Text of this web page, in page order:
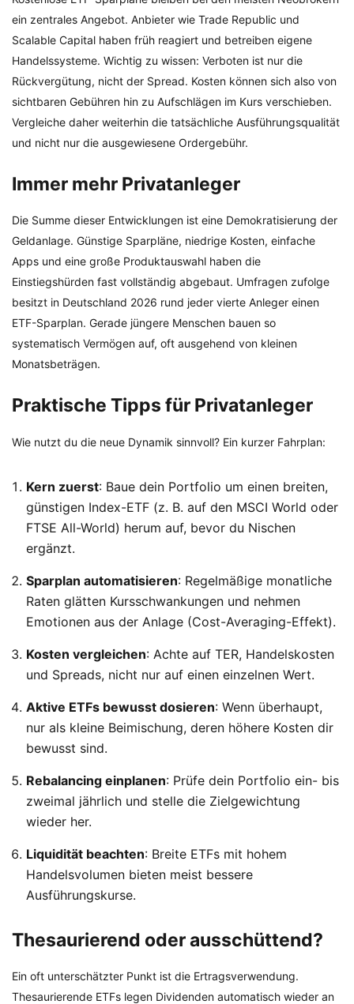
ein zentrales Angebot. Anbieter wie Trade Republic und
Scalable Capital haben früh reagiert und betreiben eigene
Handelssysteme. Wichtig zu wissen: Verboten ist nur die
Rückvergütung, nicht der Spread. Kosten können sich also von
sichtbaren Gebühren hin zu Aufschlägen im Kurs verschieben.
Vergleiche daher weiterhin die tatsächliche Ausführungsqualität
und nicht nur die ausgewiesene Ordergebühr.
Immer mehr Privatanleger
Die Summe dieser Entwicklungen ist eine Demokratisierung der
Geldanlage. Günstige Sparpläne, niedrige Kosten, einfache
Apps und eine große Produktauswahl haben die
Einstiegshürden fast vollständig abgebaut. Umfragen zufolge
besitzt in Deutschland 2026 rund jeder vierte Anleger einen
ETF-Sparplan. Gerade jüngere Menschen bauen so
systematisch Vermögen auf, oft ausgehend von kleinen
Monatsbeträgen.
Praktische Tipps für Privatanleger
Wie nutzt du die neue Dynamik sinnvoll? Ein kurzer Fahrplan:
Kern zuerst: Baue dein Portfolio um einen breiten,
günstigen Index-ETF (z. B. auf den MSCI World oder
FTSE All-World) herum auf, bevor du Nischen
ergänzt.
Sparplan automatisieren: Regelmäßige monatliche
Raten glätten Kursschwankungen und nehmen
Emotionen aus der Anlage (Cost-Averaging-Effekt).
Kosten vergleichen: Achte auf TER, Handelskosten
und Spreads, nicht nur auf einen einzelnen Wert.
Aktive ETFs bewusst dosieren: Wenn überhaupt,
nur als kleine Beimischung, deren höhere Kosten dir
bewusst sind.
Rebalancing einplanen: Prüfe dein Portfolio ein- bis
zweimal jährlich und stelle die Zielgewichtung
wieder her.
Liquidität beachten: Breite ETFs mit hohem
Handelsvolumen bieten meist bessere
Ausführungskurse.
Thesaurierend oder ausschüttend?
Ein oft unterschätzter Punkt ist die Ertragsverwendung.
Thesaurierende ETFs legen Dividenden automatisch wieder an